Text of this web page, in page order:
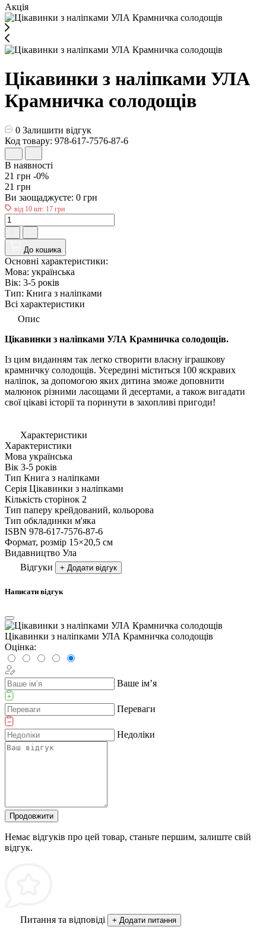
Акція
Цікавинки з наліпками УЛА
Крамничка солодощів
0 Залишити відгук
Код товару: 978-617-7576-87-6
В наявності
21 грн -0%
21 грн
Ви заощаджуєте: 0 грн
від 10 шт: 17 грн
До кошика
Основні характеристики:
Мова: українська
Вік: 3-5 років
Тип: Книга з наліпками
Всі характеристики
Опис
Цікавинки з наліпками УЛА Крамничка солодощів.
Із цим виданням так легко створити власну іграшкову
крамничку солодощів. Усередині міститься 100 яскравих
наліпок, за допомогою яких дитина зможе доповнити
малюнок різними ласощами й десертами, а також вигадати
свої цікаві історії та поринути в захопливі пригоди!
Характеристики
Характеристики
Мова українська
Вік 3-5 років
Тип Книга з наліпками
Серія Цікавинки з наліпками
Кількість сторінок 2
Тип паперу крейдований, кольорова
Тип обкладинки м'яка
ISBN 978-617-7576-87-6
Формат, розмір 15×20,5 см
Видавництво Ула
Відгуки
+ Додати відгук
Написати відгук
Цікавинки з наліпками УЛА Крамничка солодощів
Оцінка:
Ваше ім’я
Переваги
Недоліки
Продовжити
Немає відгуків про цей товар, станьте першим, залиште свій
відгук.
Питання та відповіді + Додати питання